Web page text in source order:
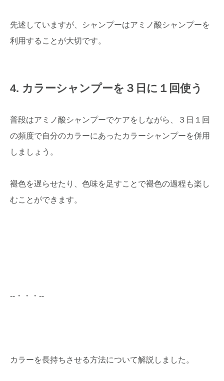
先述していますが、シャンプーはアミノ酸シャンプーを
利用することが大切です。
4. カラーシャンプーを３日に１回使う
普段はアミノ酸シャンプーでケアをしながら、３日１回
の頻度で自分のカラーにあったカラーシャンプーを併用
しましょう。
褪色を遅らせたり、色味を足すことで褪色の過程も楽し
むことができます。
--・・・--
カラーを長持ちさせる方法について解説しました。